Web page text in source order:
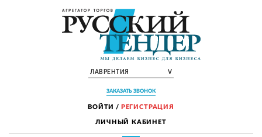
ЛАВРЕНТИЯ V
ЗАКАЗАТЬ ЗВОНОК
ВОЙТИ / РЕГИСТРАЦИЯ
ЛИЧНЫЙ КАБИНЕТ